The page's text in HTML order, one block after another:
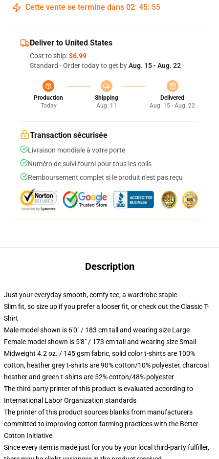
Cette vente se termine dans 02: 45: 54
Deliver to United States
Cost to ship:$6.99
Standard - Order today to get byAug. 15 - Aug. 22
Production
Today
Shipping
Aug. 11
Delivered
Aug. 15 - Aug. 22
Transaction sécurisée
Livraison mondiale à votre porte
Numéro de suivi fourni pour tous les colis
Remboursement complet si le produit n'est pas reçu
Description
Just your everyday smooth, comfy tee, a wardrobe staple
Slim fit, so size up if you prefer a looser fit, or check out the Classic T-
Shirt
Male model shown is 6'0" / 183 cm tall and wearing size Large
Female model shown is 5'8" / 173 cm tall and wearing size Small
Midweight 4.2 oz. / 145 gsm fabric, solid color t-shirts are 100%
cotton, heather grey t-shirts are 90% cotton/10% polyester, charcoal
heather and green t-shirts are 52% cotton/48% polyester
The third party printer of this product is evaluated according to
International Labor Organization standards
The printer of this product sources blanks from manufacturers
committed to improving cotton farming practices with the Better
Cotton Initiative
Since every item is made just for you by your local third-party fulfiller,